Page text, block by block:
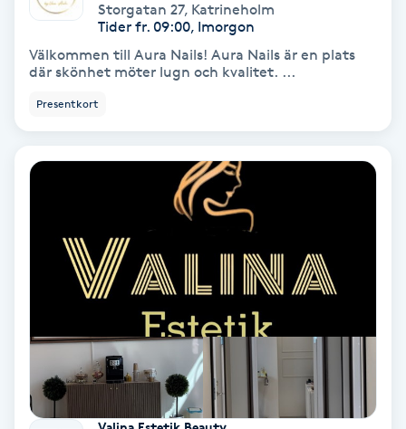
Regndroppsmassage
Reiki
Reikihealing
Reiki massage
Ryggmassage
Storgatan 27, Katrineholm
Tider fr. 09:00, Imorgon
Välkommen till Aura Nails! Aura Nails är en plats
där skönhet möter lugn och kvalitet. ...
Presentkort